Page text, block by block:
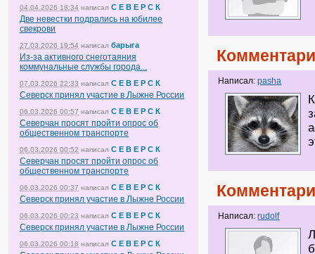
04.04.2026 18:34 написал С Е В Е Р С К
Две невестки подрались на юбилее
свекрови
27.03.2026 19:54 написал барыга
Из-за активного снеготаяния
коммунальные службы города...
07.03.2026 22:33 написал С Е В Е Р С К
Северск принял участие в Лыжне России
06.03.2026 00:57 написал С Е В Е Р С К
Северчан просят пройти опрос об
общественном транспорте
06.03.2026 00:52 написал С Е В Е Р С К
Северчан просят пройти опрос об
общественном транспорте
06.03.2026 00:37 написал С Е В Е Р С К
Северск принял участие в Лыжне России
06.03.2026 00:23 написал С Е В Е Р С К
Северск принял участие в Лыжне России
06.03.2026 00:18 написал С Е В Е Р С К
Написал:pasha
Написал:rudolf